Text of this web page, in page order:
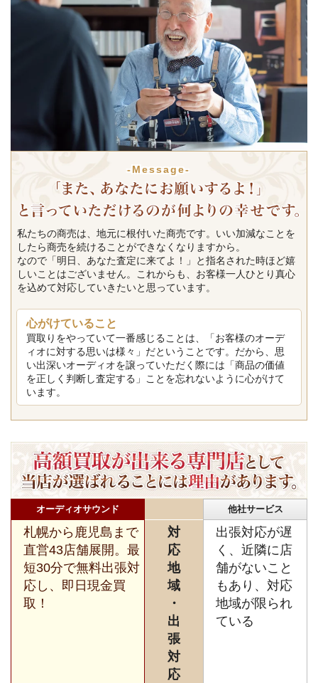
-Message-
私たちの商売は、地元に根付いた商売です。いい加減なことを
したら商売を続けることができなくなりますから。
なので「明日、あなた査定に来てよ！」と指名された時ほど嬉
しいことはございません。これからも、お客様一人ひとり真心
を込めて対応していきたいと思っています。
心がけていること
買取りをやっていて一番感じることは、「お客様のオーデ
ィオに対する思いは様々」だということです。だから、思
い出深いオーディオを譲っていただく際には「商品の価値
を正しく判断し査定する」ことを忘れないように心がけて
います。
オーディオサウンド 他社サービス
札幌から鹿児島まで
直営43店舗展開。最
短30分で無料出張対
応し、即日現金買
取！
対
応
地
域
・
出
張
対
応
出張対応が遅
く、近隣に店
舗がないこと
もあり、対応
地域が限られ
ている